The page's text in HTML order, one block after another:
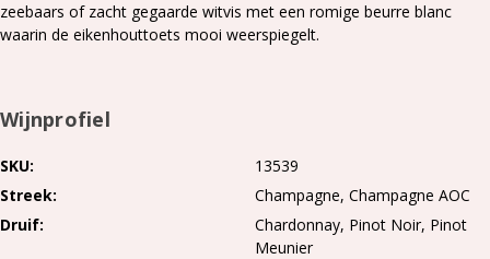
zeebaars of zacht gegaarde witvis met een romige beurre blanc
waarin de eikenhouttoets mooi weerspiegelt.
Wijnprofiel
SKU
13539
Streek
Champagne Champagne AOC
Druif
Chardonnay Pinot Noir Pinot
Meunier